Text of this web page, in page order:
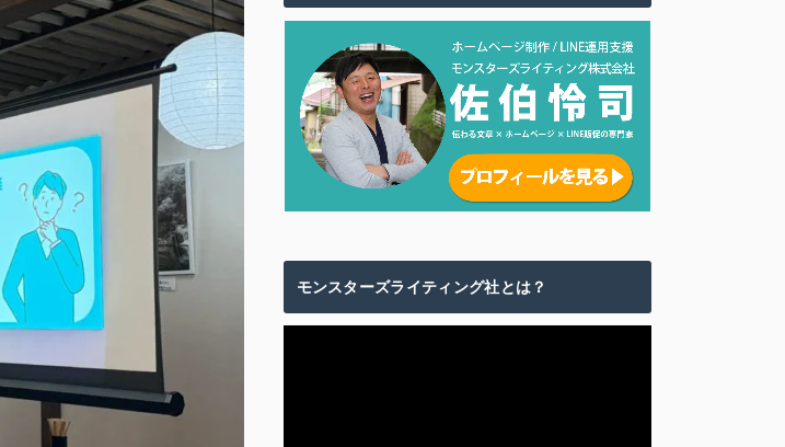
モンスターズライティング社とは？